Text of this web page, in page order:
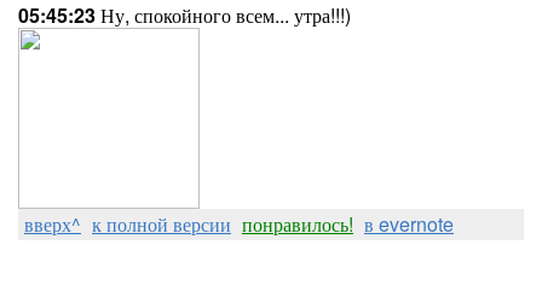
05:45:23Ну, спокойного всем... утра!!!)
вверх^ к полной версии понравилось! в evernote